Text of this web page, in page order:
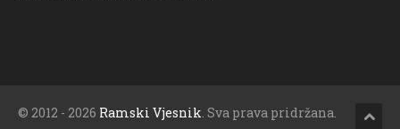
© 2012 - 2026 Ramski Vjesnik . Sva prava pridržana.